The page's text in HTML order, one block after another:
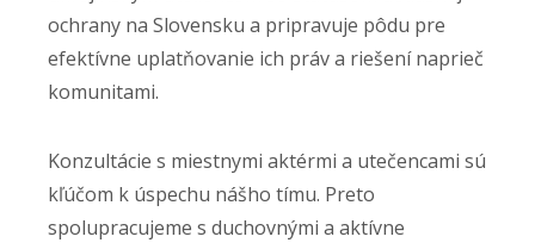
ochrany na Slovensku a pripravuje pôdu pre
efektívne uplatňovanie ich práv a riešení naprieč
komunitami.
Konzultácie s miestnymi aktérmi a utečencami sú
kľúčom k úspechu nášho tímu. Preto
spolupracujeme s duchovnými a aktívne